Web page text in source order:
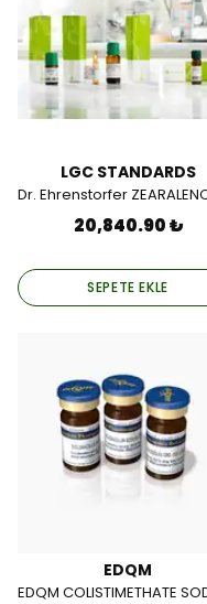
LGC STANDARDS
20,840.90 ₺
SEPETE EKLE
EDQM